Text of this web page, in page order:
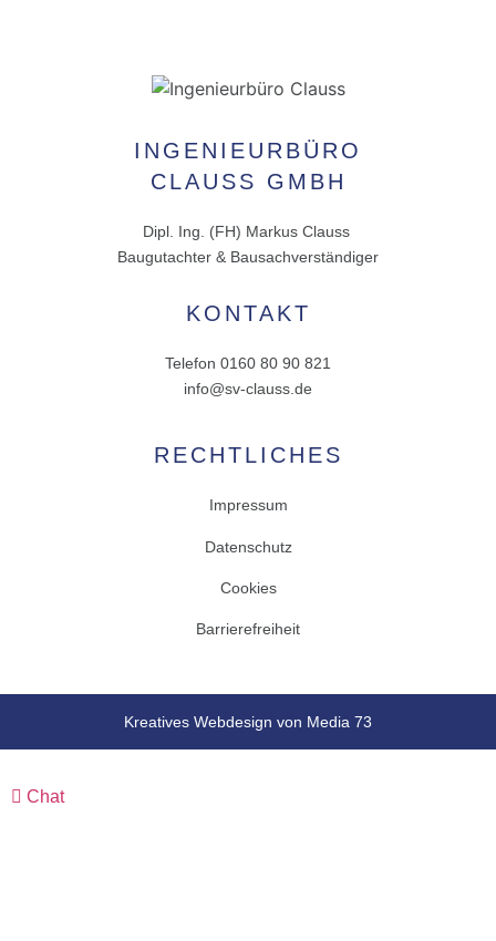
INGENIEURBÜRO
CLAUSS GMBH
Dipl. Ing. (FH) Markus Clauss
Baugutachter & Bausachverständiger
KONTAKT
Telefon 0160 80 90 821
info@sv-clauss.de
RECHTLICHES
Impressum
Datenschutz
Cookies
Barrierefreiheit
Kreatives Webdesign von Media 73
Chat